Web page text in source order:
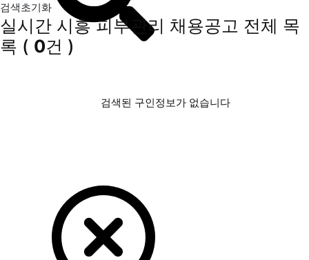
검색초기화
실시간 시흥 피부관리 채용공고 전체 목
록 ( 0건 )
검색된 구인정보가 없습니다